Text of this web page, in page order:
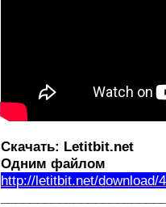
Скачать: Letitbit.net
Одним файлом
http://letitbit.net/download/